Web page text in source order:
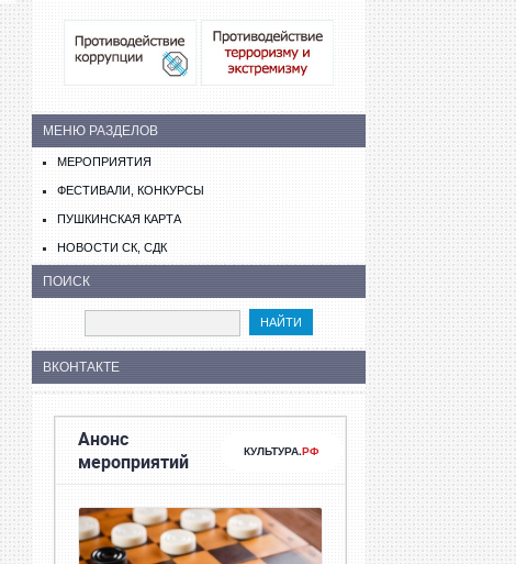
МЕНЮ РАЗДЕЛОВ
МЕРОПРИЯТИЯ
ФЕСТИВАЛИ, КОНКУРСЫ
ПУШКИНСКАЯ КАРТА
НОВОСТИ СК, СДК
ПОИСК
ВКОНТАКТЕ